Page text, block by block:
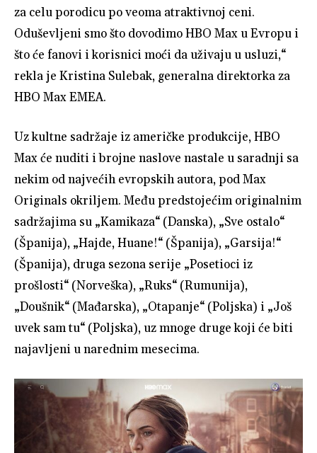
za celu porodicu po veoma atraktivnoj ceni.
Oduševljeni smo što dovodimo HBO Max u Evropu i
što će fanovi i korisnici moći da uživaju u usluzi,“
rekla je Kristina Sulebak, generalna direktorka za
HBO Max EMEA.
Uz kultne sadržaje iz američke produkcije, HBO
Max će nuditi i brojne naslove nastale u saradnji sa
nekim od najvećih evropskih autora, pod Max
Originals okriljem. Među predstojećim originalnim
sadržajima su „Kamikaza“ (Danska), „Sve ostalo“
(Španija), „Hajde, Huane!“ (Španija), „Garsija!“
(Španija), druga sezona serije „Posetioci iz
prošlosti“ (Norveška), „Ruks“ (Rumunija),
„Doušnik“ (Mađarska), „Otapanje“ (Poljska) i „Još
uvek sam tu“ (Poljska), uz mnoge druge koji će biti
najavljeni u narednim mesecima.